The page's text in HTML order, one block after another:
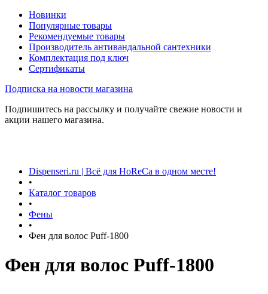
Новинки
Популярные товары
Рекомендуемые товары
Производитель антивандальной сантехники
Комплектация под ключ
Сертификаты
Подписка на новости магазина
Подпишитесь на рассылку и получайте свежие новости и
акции нашего магазина.
Dispenseri.ru | Всё для HoReCa в одном месте!
•
Каталог товаров
•
Фены
•
Фен для волос Puff-1800
Фен для волос Puff-1800